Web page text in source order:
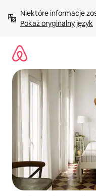
treści Pokaż oryginalny język